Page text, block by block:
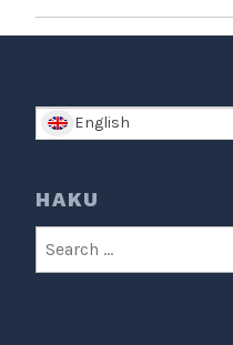
English
HAKU
for: